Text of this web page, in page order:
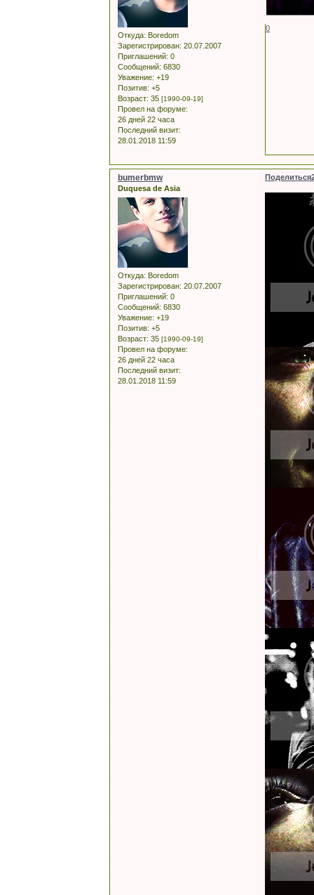
Откуда: Boredom
Зарегистрирован: 20.07.2007
Приглашений: 0
Сообщений: 6830
Уважение: +19
Позитив: +5
Возраст: 35 [1990-09-19]
Провел на форуме:
26 дней 22 часа
Последний визит:
28.01.2018 11:59
0
Поделиться
bumerbmw
Duquesa de Asia
Откуда: Boredom
Зарегистрирован: 20.07.2007
Приглашений: 0
Сообщений: 6830
Уважение: +19
Позитив: +5
Возраст: 35 [1990-09-19]
Провел на форуме:
26 дней 22 часа
Последний визит:
28.01.2018 11:59